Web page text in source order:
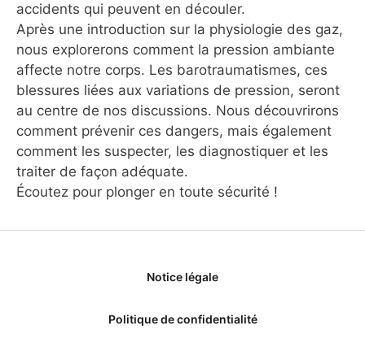
accidents qui peuvent en découler.
Après une introduction sur la physiologie des gaz,
nous explorerons comment la pression ambiante
affecte notre corps. Les barotraumatismes, ces
blessures liées aux variations de pression, seront
au centre de nos discussions. Nous découvrirons
comment prévenir ces dangers, mais également
comment les suspecter, les diagnostiquer et les
traiter de façon adéquate.
Écoutez pour plonger en toute sécurité !
Notice légale
Politique de confidentialité